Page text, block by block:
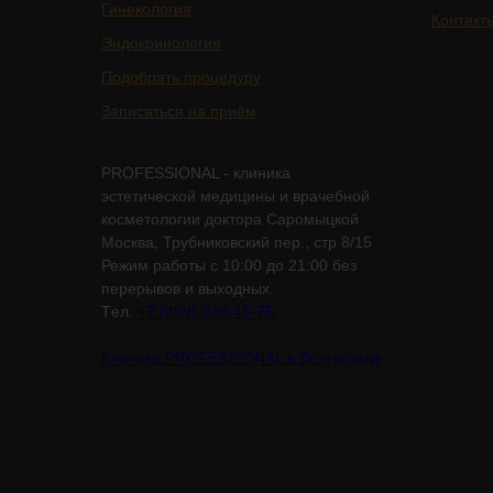
Гинекология
Эндокринология
Подобрать процедуру
Записаться на приём
PROFESSIONAL - клиника
эстетической медицины и врачебной
косметологии доктора Саромыцкой
Москва, Трубниковский пер., стр 8/15
Режим работы с 10:00 до 21:00 без
перерывов и выходных.
Tел. +7 (499) 938-45-75
Клиника PROFESSIONAL в Волгограде